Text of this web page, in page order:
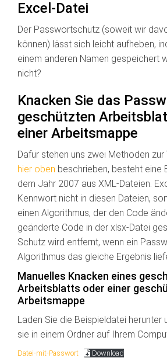
Excel-Datei
Der Passwortschutz (soweit wir
können) lässt sich leicht aufheben,
einem anderen Namen gespeichert
nicht?
Knacken Sie das
geschützten
einer Arbeitsmappe
Dafür stehen uns zwei Methoden zur
hier oben beschrieben, besteht eine
dem Jahr 2007 aus XML-Dateien.
Kennwort nicht in diesen Dateien,
einen Algorithmus, der den Code
geänderte Code in der xlsx-Datei
Schutz wird entfernt, wenn ein
Algorithmus das gleiche Ergebnis
Manuelles Knacken eines
Arbeitsblatts oder einer
Arbeitsmappe
Laden Sie die Beispieldatei herunter
sie in einem Ordner auf Ihrem
Datei-mit-Passwort Download